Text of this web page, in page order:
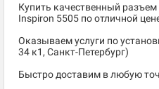
Купить качественный разъем
Inspiron 5505 по отличной
Оказываем услуги по
34 к1, Санкт-Петербург)
Быстро доставим в любую